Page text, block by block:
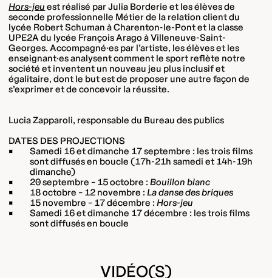
Hors-jeuest réalisé par Julia Borderie et les élèves de
seconde professionnelle Métier de la relation client du
lycée Robert Schuman à Charenton-le-Pont et la classe
UPE2A du lycée François Arago à Villeneuve-Saint-
Georges. Accompagné·es par l’artiste, les élèves et les
enseignant·es analysent comment le sport reflète notre
société et inventent un nouveau jeu plus inclusif et
égalitaire, dont le but est de proposer une autre façon de
s’exprimer et de concevoir la réussite.
Lucia Zapparoli, responsable du Bureau des publics
DATES DES PROJECTIONS
Samedi 16 et dimanche 17 septembre : les trois films
sont diffusés en boucle (17h-21h samedi et 14h-19h
dimanche)
20 septembre – 15 octobre : Bouillon blanc
18 octobre – 12 novembre : La danse des briques
15 novembre – 17 décembre : Hors-jeu
Samedi 16 et dimanche 17 décembre : les trois films
sont diffusés en boucle
VIDÉO(S)